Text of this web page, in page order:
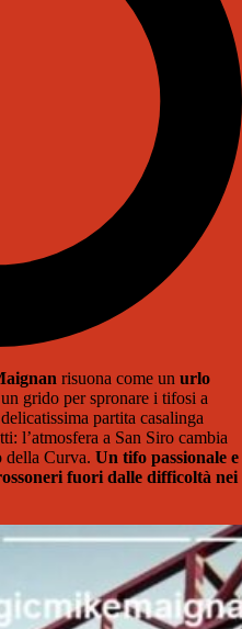
risuona come un urlo
grido per spronare i tifosi a
partita casalinga
l’atmosfera a San Siro cambia
della Curva. Un tifo passionale e
fuori dalle difficoltà nei